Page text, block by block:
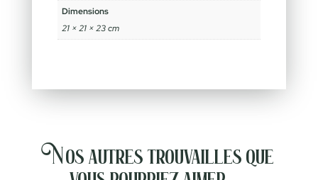
Dimensions
21 × 21 × 23 cm
Nos autres trouvailles que